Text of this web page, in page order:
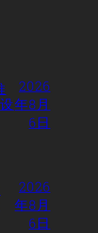
2026
年8月
6日
2026
年8月
6日